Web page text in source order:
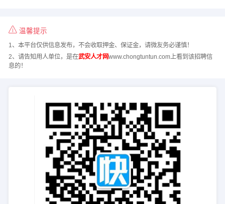
温馨提示
1、本平台仅供信息发布，不会收取押金、保证金，请微友务必谨慎！
2、请告知用人单位，是在武安人才网www.chongtuntun.com上看到该招聘信
息的！